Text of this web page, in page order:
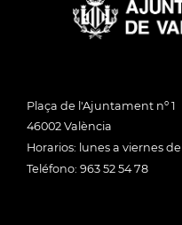
Plaça de l'Ajuntament nº 1
46002 València
Horarios: lunes a viernes
Teléfono: 963 52 54 78